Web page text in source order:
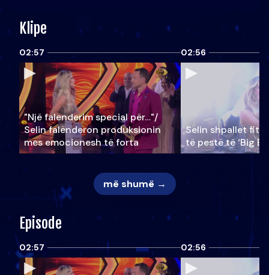
Klipe
02:57
"Një falenderim special për…"/
Selin falënderon produksionin
mes emocionesh të forta
02:56
Selin shpallet
të pestë të ‘Big
më shumë →
Episode
02:57 02:56